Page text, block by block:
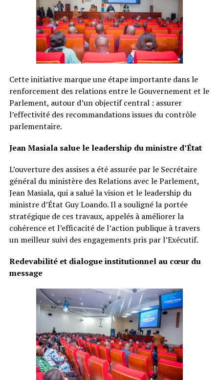
Cette initiative marque une étape importante dans le
renforcement des relations entre le Gouvernement et le
Parlement, autour d’un objectif central : assurer
l’effectivité des recommandations issues du contrôle
parlementaire.
Jean Masiala salue le leadership du ministre d’État
L’ouverture des assises a été assurée par le Secrétaire
général du ministère des Relations avec le Parlement,
Jean Masiala, qui a salué la vision et le leadership du
ministre d’État Guy Loando. Il a souligné la portée
stratégique de ces travaux, appelés à améliorer la
cohérence et l’efficacité de l’action publique à travers
un meilleur suivi des engagements pris par l’Exécutif.
Redevabilité et dialogue institutionnel au cœur du
message